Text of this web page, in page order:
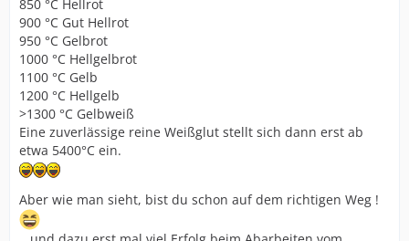
850 °C Hellrot
900 °C Gut Hellrot
950 °C Gelbrot
1000 °C Hellgelbrot
1100 °C Gelb
1200 °C Hellgelb
>1300 °C Gelbweiß
Eine zuverlässige reine Weißglut stellt sich dann erst ab
etwa 5400°C ein.
Aber wie man sieht, bist du schon auf dem richtigen Weg !